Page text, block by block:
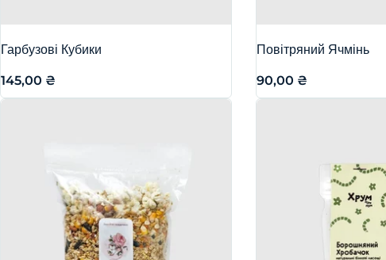
Гарбузові Кубики
145,00 ₴
Повітряний Ячмінь
90,00 ₴